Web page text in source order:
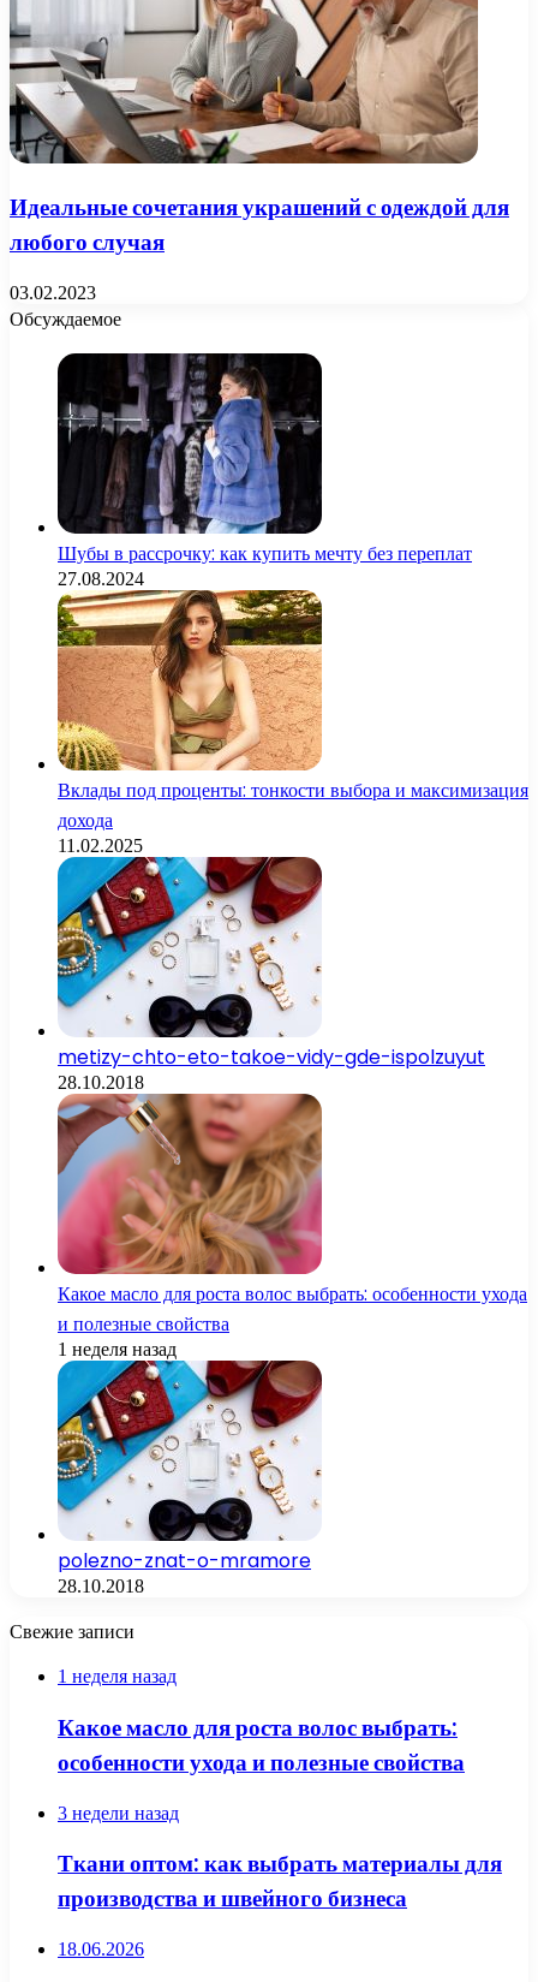
Идеальные сочетания украшений с одеждой для
любого случая
03.02.2023
Обсуждаемое
Шубы в рассрочку: как купить мечту без переплат
27.08.2024
Вклады под проценты: тонкости выбора и максимизация
дохода
11.02.2025
metizy-chto-eto-takoe-vidy-gde-ispolzuyut
28.10.2018
Какое масло для роста волос выбрать: особенности ухода
и полезные свойства
1 неделя назад
polezno-znat-o-mramore
28.10.2018
Свежие записи
1 неделя назад
Какое масло для роста волос выбрать:
особенности ухода и полезные свойства
3 недели назад
Ткани оптом: как выбрать материалы для
производства и швейного бизнеса
18.06.2026